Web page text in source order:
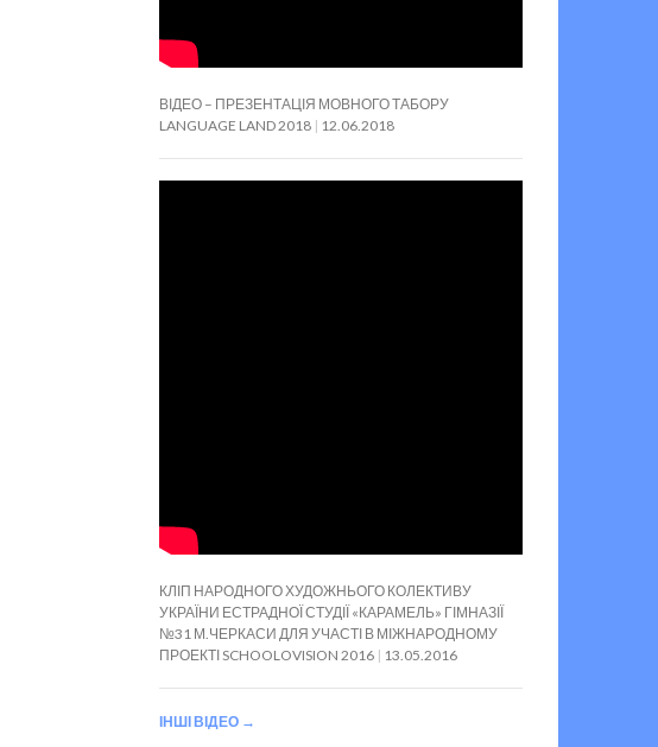
ВІДЕО – ПРЕЗЕНТАЦІЯ МОВНОГО ТАБОРУ
LANGUAGE LAND 2018
12.06.2018
КЛІП НАРОДНОГО ХУДОЖНЬОГО КОЛЕКТИВУ
УКРАЇНИ ЕСТРАДНОЇ СТУДІЇ «КАРАМЕЛЬ» ГІМНАЗІЇ
№31 М.ЧЕРКАСИ ДЛЯ УЧАСТІ В МІЖНАРОДНОМУ
ПРОЕКТІ SCHOOLOVISION 2016
13.05.2016
ІНШІ ВІДЕО →